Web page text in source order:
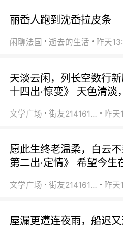
丽岙人跑到沈岙拉皮条
闲聊法国 逝去的生活 昨天
天淡云闲，列长空数行
十四出·惊变》 天色清淡
文学广场 街友21416156 昨天
愿此生终老温柔，白云
第二出·定情》 希望今生
文学广场 街友21416156 昨天
屋漏更遭连夜雨，船迟